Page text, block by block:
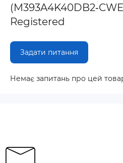
Registered
Задати питання
Немає запитань про цей